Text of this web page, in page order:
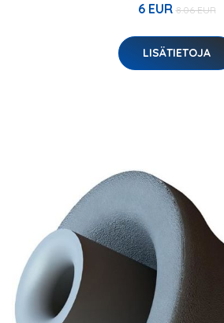
6 EUR 8.06 EUR
LISÄTIETOJA